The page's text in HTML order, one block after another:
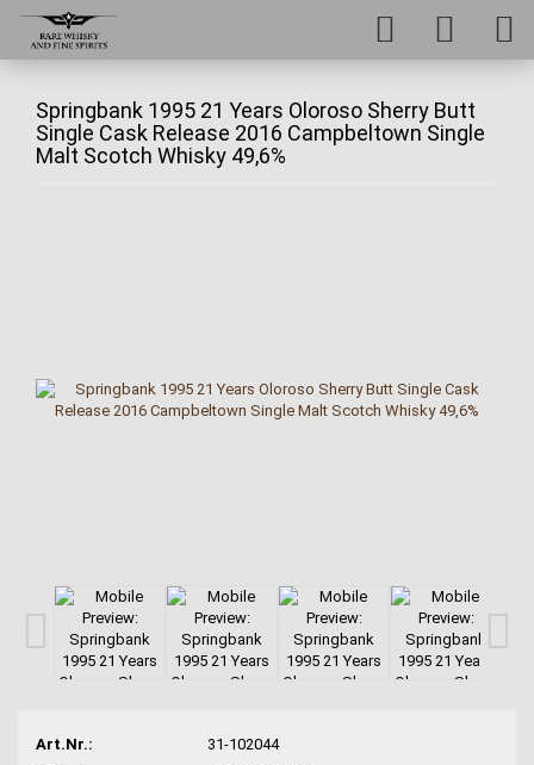
Springbank 1995 21 Years Oloroso Sherry Butt
Single Cask Release 2016 Campbeltown Single
Malt Scotch Whisky 49,6%
Art.Nr.:
31-102044